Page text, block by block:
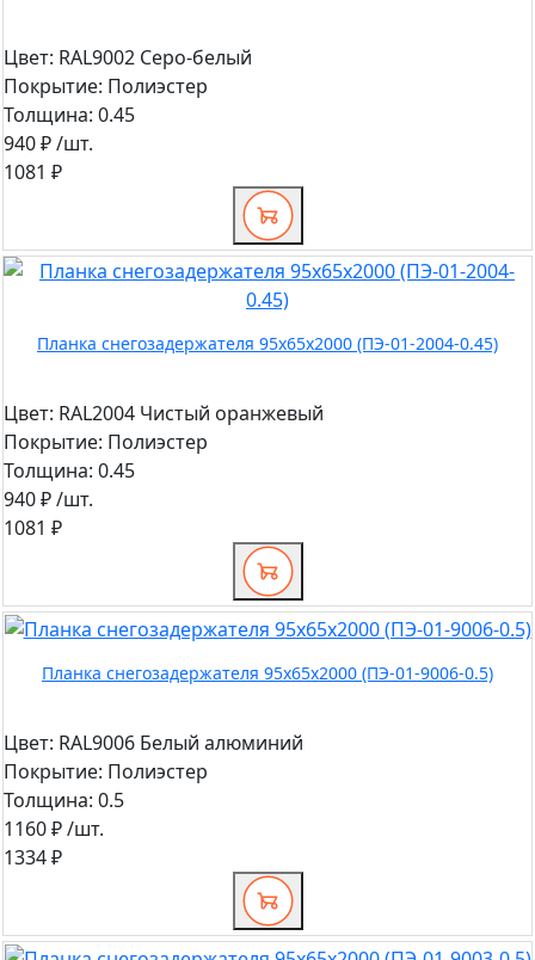
Цвет: RAL9002 Серо-белый
Покрытие: Полиэстер
Толщина: 0.45
940 ₽/шт.
1081 ₽
Планка снегозадержателя 95х65х2000 (ПЭ-01-2004-0.45)
Цвет: RAL2004 Чистый оранжевый
Покрытие: Полиэстер
Толщина: 0.45
940 ₽/шт.
1081 ₽
Планка снегозадержателя 95х65х2000 (ПЭ-01-9006-0.5)
Цвет: RAL9006 Белый алюминий
Покрытие: Полиэстер
Толщина: 0.5
1160 ₽/шт.
1334 ₽